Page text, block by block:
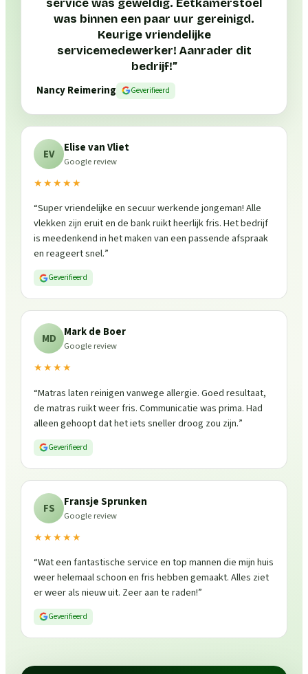
service was geweldig. Eetkamerstoel
was binnen een paar uur gereinigd.
Keurige vriendelijke
servicemedewerker! Aanrader dit
bedrijf!”
Nancy Reimering
Geverifieerd
EV Elise van Vliet
Google review
★★★★★
“Super vriendelijke en secuur werkende jongeman! Alle
vlekken zijn eruit en de bank ruikt heerlijk fris. Het bedrijf
is meedenkend in het maken van een passende afspraak
en reageert snel.”
Geverifieerd
MD Mark de Boer
Google review
★★★★
“Matras laten reinigen vanwege allergie. Goed resultaat,
de matras ruikt weer fris. Communicatie was prima. Had
alleen gehoopt dat het iets sneller droog zou zijn.”
Geverifieerd
FS Fransje Sprunken
Google review
★★★★★
“Wat een fantastische service en top mannen die mijn huis
weer helemaal schoon en fris hebben gemaakt. Alles ziet
er weer als nieuw uit. Zeer aan te raden!”
Geverifieerd